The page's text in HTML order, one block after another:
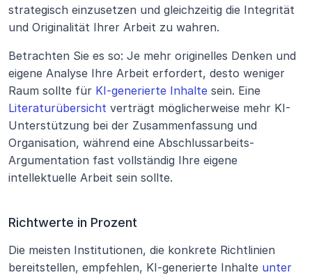
strategisch einzusetzen und gleichzeitig die Integrität
und Originalität Ihrer Arbeit zu wahren.
Betrachten Sie es so: Je mehr originelles Denken und
eigene Analyse Ihre Arbeit erfordert, desto weniger
Raum sollte für KI-generierte Inhalte
Literaturübersicht verträgt möglicherweise mehr KI-
Unterstützung bei der Zusammenfassung und
Organisation, während eine Abschlussarbeits-
Argumentation fast vollständig Ihre eigene
intellektuelle Arbeit sein sollte.
Richtwerte in Prozent
Die meisten Institutionen, die konkrete Richtlinien
bereitstellen, empfehlen, KI-generierte Inhalte unter